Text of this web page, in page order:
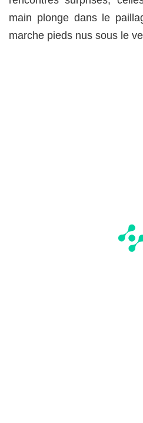
main plonge dans le
marche pieds nus sous le